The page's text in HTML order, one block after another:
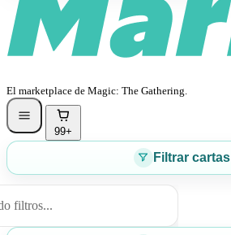
El marketplace de Magic: The Gathering.
99+
Filtrar cartas
filtros...